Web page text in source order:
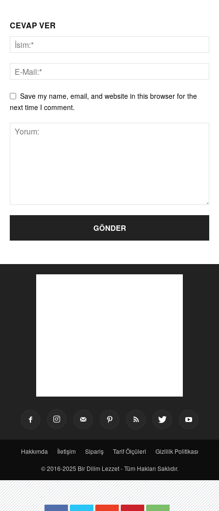
CEVAP VER
Save my name, email, and website in this browser for the
next time I comment.
Hakkımda İletişim Sipariş Tarif Ölçüleri Gizlilik Politikası
© 2016-2025 Bir Dilim Lezzet - Tüm Hakları Saklıdır.